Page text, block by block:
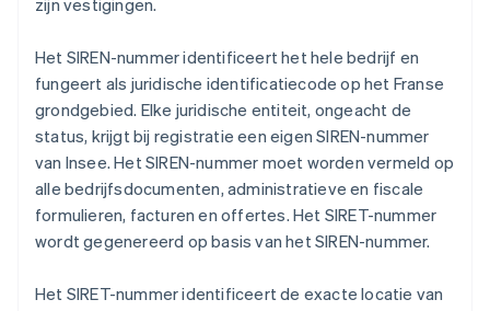
zijn vestigingen.
Het SIREN-nummer identificeert het hele bedrijf en
fungeert als juridische identificatiecode op het Franse
grondgebied. Elke juridische entiteit, ongeacht de
status, krijgt bij registratie een eigen SIREN-nummer
van Insee. Het SIREN-nummer moet worden vermeld op
alle bedrijfsdocumenten, administratieve en fiscale
formulieren, facturen en offertes. Het SIRET-nummer
wordt gegenereerd op basis van het SIREN-nummer.
Het SIRET-nummer identificeert de exacte locatie van